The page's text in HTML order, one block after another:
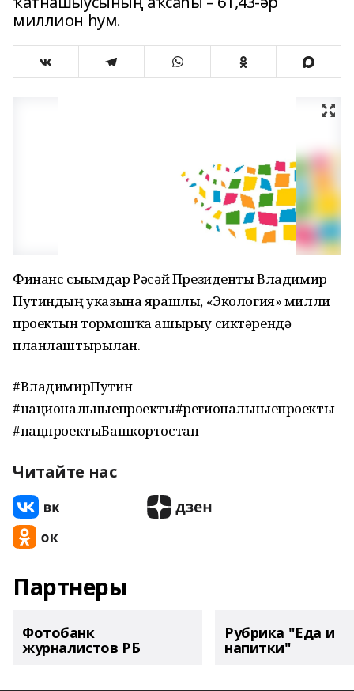
миллион һум.
Финанс сығымдар Рәсәй Президенты Владимир
Путиндың указына ярашлы, «Экология» милли
проектын тормошҡа ашырыу сиктәрендә
планлаштырылған.
#ВладимирПутин
#национальныепроекты#региональныепроекты
#нацпроектыБашкортостан
Читайте нас
Партнеры
Фотобанк
журналистов РБ
Рубрика "Еда и
напитки"